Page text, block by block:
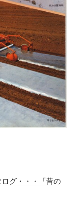
グ・・・「昔の